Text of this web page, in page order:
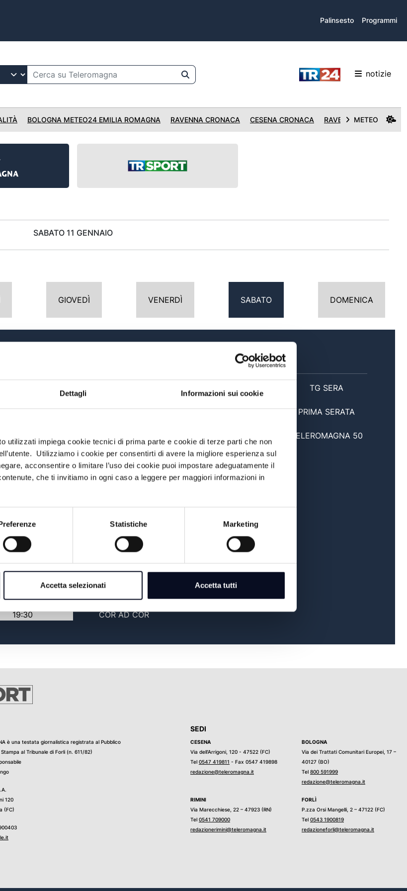
Dettagli Informazioni sui cookie
utilizzati impiega cookie tecnici di prima parte e cookie di terze parti che non
Utilizziamo i cookie per consentirti di avere la migliore esperienza sul
acconsentire o limitare l’uso dei cookie puoi impostare adeguatamente il
che ti invitiamo in ogni caso a leggere per maggiori informazioni in
Statistiche Marketing
Accetta selezionati Accetta tutti
Palinsesto Programmi
notizie
BOLOGNA METEO24 EMILIA ROMAGNA RAVENNA CRONACA CESENA CRONACA RAVENNA CRONACA
METEO
SABATO 11 GENNAIO
GIOVEDÌ VENERDÌ SABATO DOMENICA
COOK ACADEMY TV
13:30 ROMAGNA MIA
14:15 TG SPORT
15:00 AGRILINEA
17:00 TG GIORNO
18:15
GIOIA
19:30 COR AD COR
SERA
20:30 TG SERA
21:00 PRIMA SERATA
TELEROMAGNA 50
è una testata giornalistica registrata al Pubblico
al Tribunale di Forli (n. 611/82)
120
(FC)
SEDI
CESENA
Via dell’Arrigoni, 120 - 47522 (FC)
Tel 0547 419811 - Fax 0547 419898
redazione@teleromagna.it
BOLOGNA
Via dei Trattati Comunitari Europei, 17 –
40127 (BO)
Tel 800 591999
redazione@teleromagna.it
RIMINI
Via Marecchiese, 22 – 47923 (RN)
Tel 0541 709000
redazionerimini@teleromagna.it
FORLÌ
P.zza Orsi Mangelli, 2 – 47122 (FC)
Tel 0543 1900819
redazioneforli@teleromagna.it